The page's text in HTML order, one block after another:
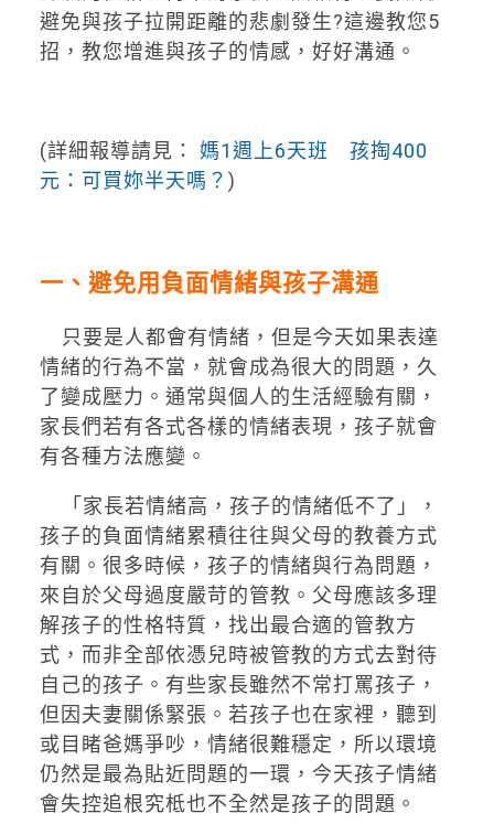
避免與孩子拉開距離的悲劇發生?這邊教您5
招，教您增進與孩子的情感，好好溝通。
(詳細報導請見： 媽1週上6天班 孩掏400
元：可買妳半天嗎？ )
一、避免用負面情緒與孩子溝通
只要是人都會有情緒，但是今天如果表達
情緒的行為不當，就會成為很大的問題，久
了變成壓力。通常與個人的生活經驗有關，
家長們若有各式各樣的情緒表現，孩子就會
有各種方法應變。
「家長若情緒高，孩子的情緒低不了」，
孩子的負面情緒累積往往與父母的教養方式
有關。很多時候，孩子的情緒與行為問題，
來自於父母過度嚴苛的管教。父母應該多理
解孩子的性格特質，找出最合適的管教方
式，而非全部依憑兒時被管教的方式去對待
自己的孩子。有些家長雖然不常打罵孩子，
但因夫妻關係緊張。若孩子也在家裡，聽到
或目睹爸媽爭吵，情緒很難穩定，所以環境
仍然是最為貼近問題的一環，今天孩子情緒
會失控追根究柢也不全然是孩子的問題。